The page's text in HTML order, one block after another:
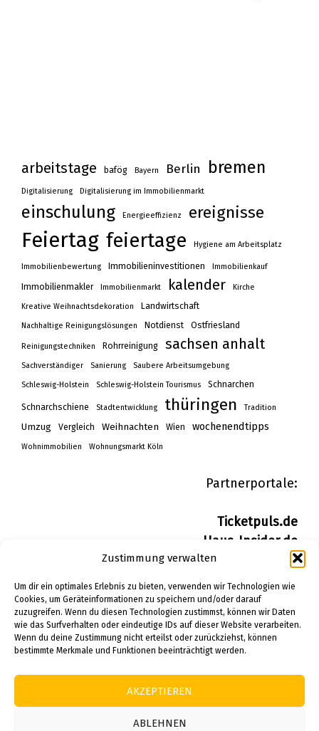
Zustimmung verwalten
Um dir ein optimales Erlebnis zu bieten, verwenden wir Technologien wie
Cookies, um Geräteinformationen zu speichern und/oder darauf
zuzugreifen. Wenn du diesen Technologien zustimmst, können wir Daten
wie das Surfverhalten oder eindeutige IDs auf dieser Website verarbeiten.
Wenn du deine Zustimmung nicht erteilst oder zurückziehst, können
bestimmte Merkmale und Funktionen beeinträchtigt werden.
AKZEPTIEREN
ABLEHNEN
arbeitstage bafög Bayern Berlin bremen
Digitalisierung Digitalisierung im Immobilienmarkt
einschulung Energieeffizienz ereignisse
Feiertag feiertage Hygiene am Arbeitsplatz
Immobilienbewertung Immobilieninvestitionen Immobilienkauf
Immobilienmakler Immobilienmarkt kalender Kirche
Kreative Weihnachtsdekoration Landwirtschaft
Nachhaltige Reinigungslösungen Notdienst Ostfriesland
Reinigungstechniken Rohrreinigung sachsen anhalt
Sachverständiger Sanierung Saubere Arbeitsumgebung
Schleswig-Holstein Schleswig-Holstein Tourismus Schnarchen
Schnarchschiene Stadtentwicklung thüringen Tradition
Umzug Vergleich Weihnachten Wien wochenendtipps
Wohnimmobilien Wohnungsmarkt Köln
Partnerportale:
Ticketpuls.de
Haus-Insider.de
Wohn-Insider.de
Bau-Insider.de
IMPRESSUM
DATENSCHUTZERKLÄRUNG
PINTEREST